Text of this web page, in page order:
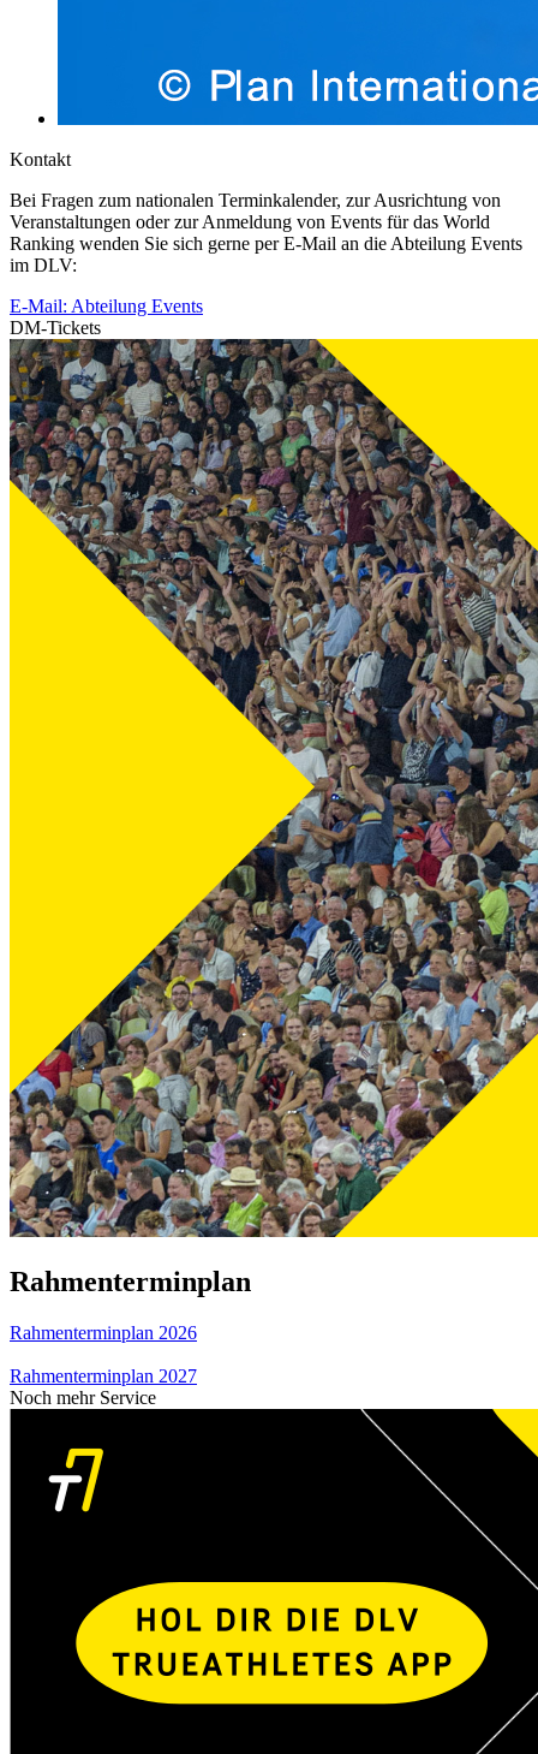
Kontakt
Bei Fragen zum nationalen Terminkalender, zur Ausrichtung von
Veranstaltungen oder zur Anmeldung von Events für das World
Ranking wenden Sie sich gerne per E-Mail an die Abteilung Events
im DLV:
E-Mail: Abteilung Events
DM-Tickets
Rahmenterminplan
Rahmenterminplan 2026
Rahmenterminplan 2027
Noch mehr Service